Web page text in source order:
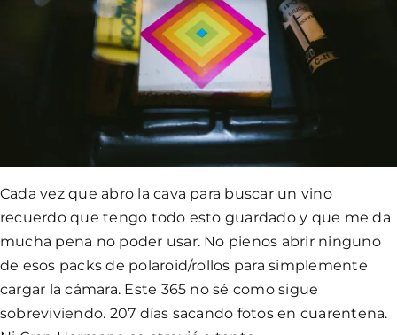
Cada vez que abro la cava para buscar un vino
recuerdo que tengo todo esto guardado y que me da
mucha pena no poder usar. No pienos abrir ninguno
de esos packs de polaroid/rollos para simplemente
cargar la cámara. Este 365 no sé como sigue
sobreviviendo. 207 días sacando fotos en cuarentena.